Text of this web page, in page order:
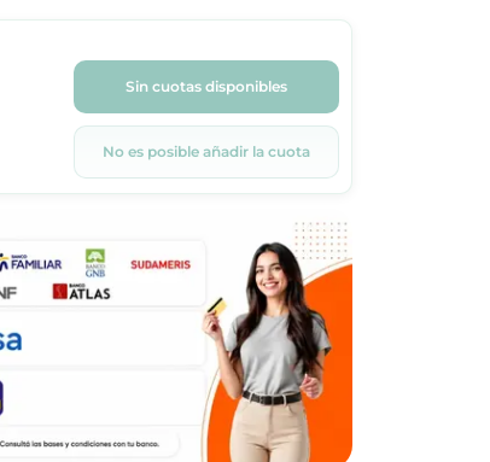
Sin cuotas disponibles
No es posible añadir la cuota